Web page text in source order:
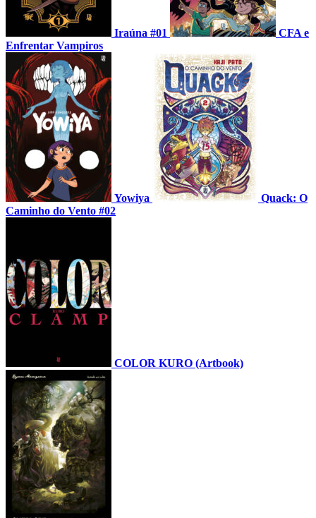
Iraúna #01
CFA e
Enfrentar Vampiros
Yowiya
Quack: O
Caminho do Vento #02
COLOR KURO (Artbook)